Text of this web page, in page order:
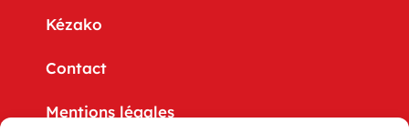
Kézako
Contact
Mentions légales